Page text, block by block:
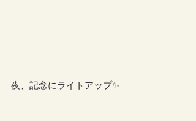
夜、記念にライトアップ✨